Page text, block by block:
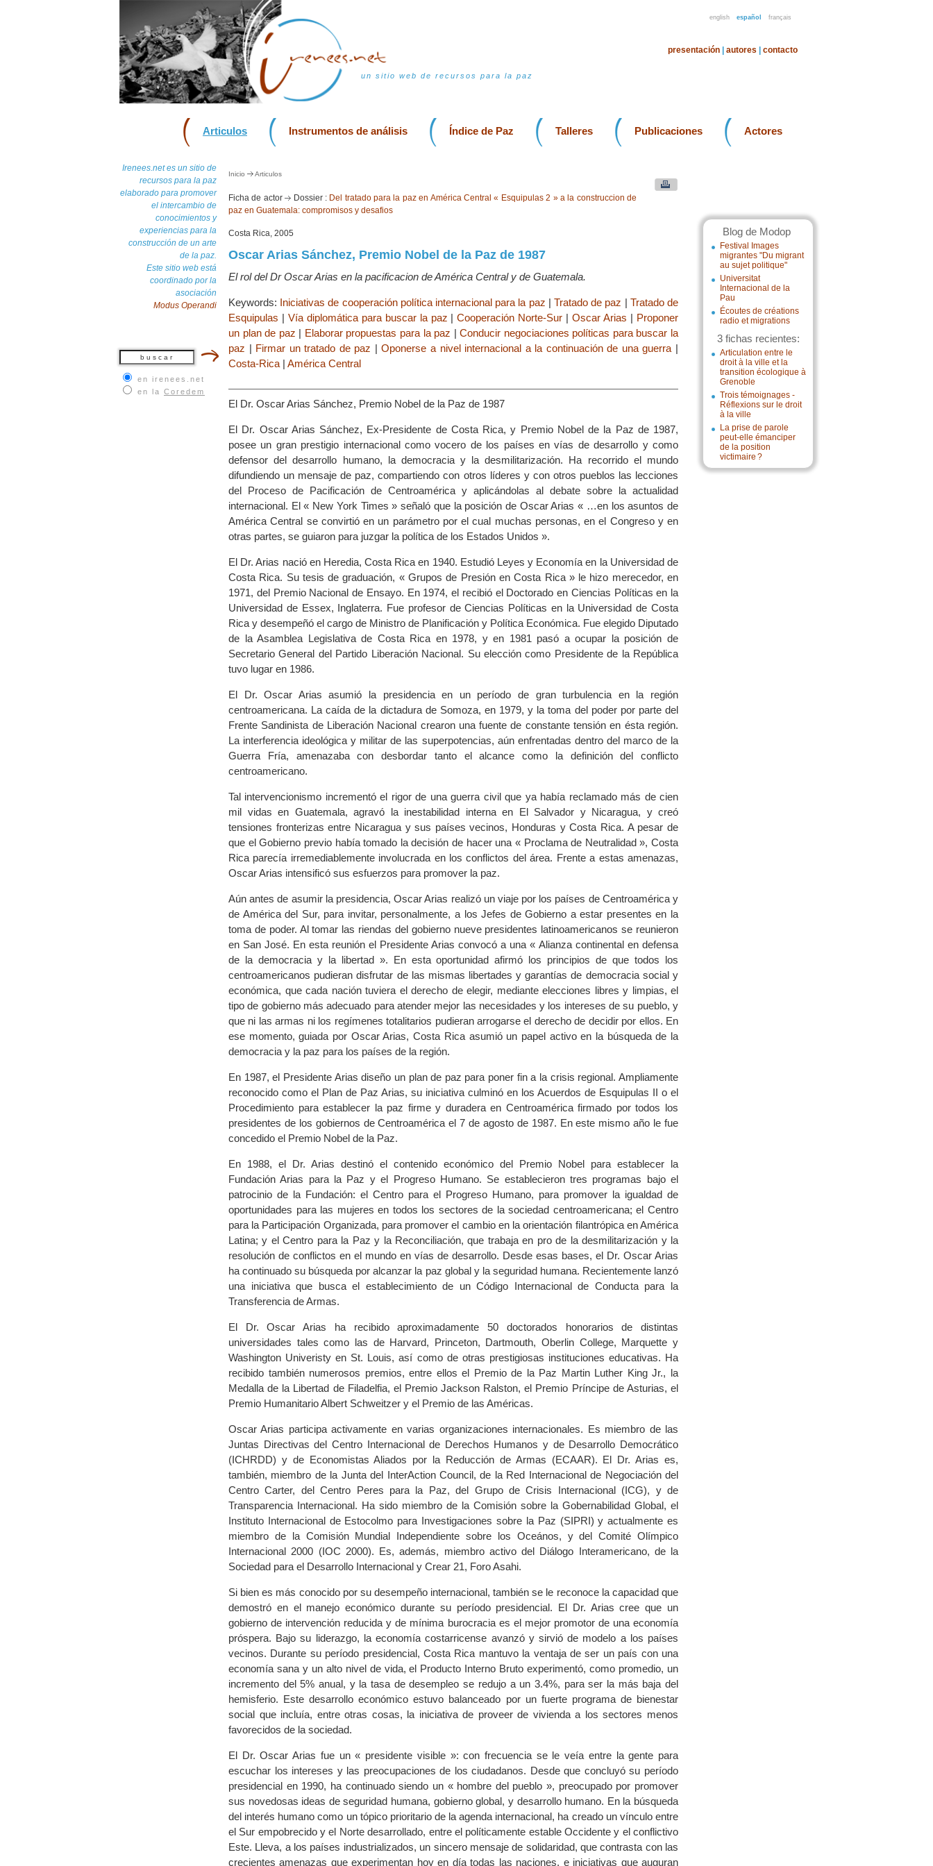
english español français
un sitio web de recursos para la paz
presentación autores contacto
Articulos Instrumentos de análisis Índice de Paz Talleres Publicaciones Actores
Irenees.net es un sitio de
recursos para la paz
elaborado para promover
el intercambio de
conocimientos y
experiencias para la
construcción de un arte
de la paz.
Este sitio web está
coordinado por la
asociación
Modus Operandi
en irenees.net
en la Coredem
Blog de Modop
Festival Images
migrantes "Du migrant
au sujet politique"
Universitat
Internacional de la
Pau
Écoutes de créations
radio et migrations
3 fichas recientes:
Articulation entre le
droit à la ville et la
transition écologique à
Grenoble
Trois témoignages -
Réflexions sur le droit
à la ville
La prise de parole
peut-elle émanciper
de la position
victimaire ?
Inicio Articulos
Ficha de actor Dossier : Del tratado para la paz en América Central « Esquipulas 2 » a la construccion de
paz en Guatemala: compromisos y desafios
Costa Rica, 2005
Oscar Arias Sánchez, Premio Nobel de la Paz de 1987
El rol del Dr Oscar Arias en la pacificacion de América Central y de Guatemala.
Keywords: Iniciativas de cooperación política internacional para la paz |Tratado de paz | Tratado de
Esquipulas | Vía diplomática para buscar la paz |Cooperación Norte-Sur |Oscar Arias | Proponer
un plan de paz | Elaborar propuestas para la paz |Conducir negociaciones políticas para buscar la
paz | Firmar un tratado de paz |Oponerse a nivel internacional a la continuación de una guerra |
Costa-Rica | América Central
El Dr. Oscar Arias Sánchez, Premio Nobel de la Paz de 1987
El Dr. Oscar Arias Sánchez, Ex-Presidente de Costa Rica, y Premio Nobel de la Paz de 1987,
posee un gran prestigio internacional como vocero de los países en vías de desarrollo y como
defensor del desarrollo humano, la democracia y la desmilitarización. Ha recorrido el mundo
difundiendo un mensaje de paz, compartiendo con otros líderes y con otros pueblos las lecciones
del Proceso de Pacificación de Centroamérica y aplicándolas al debate sobre la actualidad
internacional. El « New York Times » señaló que la posición de Oscar Arias « …en los asuntos de
América Central se convirtió en un parámetro por el cual muchas personas, en el Congreso y en
otras partes, se guiaron para juzgar la política de los Estados Unidos ».
El Dr. Arias nació en Heredia, Costa Rica en 1940. Estudió Leyes y Economía en la Universidad de
Costa Rica. Su tesis de graduación, « Grupos de Presión en Costa Rica » le hizo merecedor, en
1971, del Premio Nacional de Ensayo. En 1974, el recibió el Doctorado en Ciencias Políticas en la
Universidad de Essex, Inglaterra. Fue profesor de Ciencias Políticas en la Universidad de Costa
Rica y desempeñó el cargo de Ministro de Planificación y Política Económica. Fue elegido Diputado
de la Asamblea Legislativa de Costa Rica en 1978, y en 1981 pasó a ocupar la posición de
Secretario General del Partido Liberación Nacional. Su elección como Presidente de la República
tuvo lugar en 1986.
El Dr. Oscar Arias asumió la presidencia en un período de gran turbulencia en la región
centroamericana. La caída de la dictadura de Somoza, en 1979, y la toma del poder por parte del
Frente Sandinista de Liberación Nacional crearon una fuente de constante tensión en ésta región.
La interferencia ideológica y militar de las superpotencias, aún enfrentadas dentro del marco de la
Guerra Fría, amenazaba con desbordar tanto el alcance como la definición del conflicto
centroamericano.
Tal intervencionismo incrementó el rigor de una guerra civil que ya había reclamado más de cien
mil vidas en Guatemala, agravó la inestabilidad interna en El Salvador y Nicaragua, y creó
tensiones fronterizas entre Nicaragua y sus países vecinos, Honduras y Costa Rica. A pesar de
que el Gobierno previo había tomado la decisión de hacer una « Proclama de Neutralidad », Costa
Rica parecía irremediablemente involucrada en los conflictos del área. Frente a estas amenazas,
Oscar Arias intensificó sus esfuerzos para promover la paz.
Aún antes de asumir la presidencia, Oscar Arias realizó un viaje por los países de Centroamérica y
de América del Sur, para invitar, personalmente, a los Jefes de Gobierno a estar presentes en la
toma de poder. Al tomar las riendas del gobierno nueve presidentes latinoamericanos se reunieron
en San José. En esta reunión el Presidente Arias convocó a una « Alianza continental en defensa
de la democracia y la libertad ». En esta oportunidad afirmó los principios de que todos los
centroamericanos pudieran disfrutar de las mismas libertades y garantías de democracia social y
económica, que cada nación tuviera el derecho de elegir, mediante elecciones libres y limpias, el
tipo de gobierno más adecuado para atender mejor las necesidades y los intereses de su pueblo, y
que ni las armas ni los regímenes totalitarios pudieran arrogarse el derecho de decidir por ellos. En
ese momento, guiada por Oscar Arias, Costa Rica asumió un papel activo en la búsqueda de la
democracia y la paz para los países de la región.
En 1987, el Presidente Arias diseño un plan de paz para poner fin a la crisis regional. Ampliamente
reconocido como el Plan de Paz Arias, su iniciativa culminó en los Acuerdos de Esquipulas II o el
Procedimiento para establecer la paz firme y duradera en Centroamérica firmado por todos los
presidentes de los gobiernos de Centroamérica el 7 de agosto de 1987. En este mismo año le fue
concedido el Premio Nobel de la Paz.
En 1988, el Dr. Arias destinó el contenido económico del Premio Nobel para establecer la
Fundación Arias para la Paz y el Progreso Humano. Se establecieron tres programas bajo el
patrocinio de la Fundación: el Centro para el Progreso Humano, para promover la igualdad de
oportunidades para las mujeres en todos los sectores de la sociedad centroamericana; el Centro
para la Participación Organizada, para promover el cambio en la orientación filantrópica en América
Latina; y el Centro para la Paz y la Reconciliación, que trabaja en pro de la desmilitarización y la
resolución de conflictos en el mundo en vías de desarrollo. Desde esas bases, el Dr. Oscar Arias
ha continuado su búsqueda por alcanzar la paz global y la seguridad humana. Recientemente lanzó
una iniciativa que busca el establecimiento de un Código Internacional de Conducta para la
Transferencia de Armas.
El Dr. Oscar Arias ha recibido aproximadamente 50 doctorados honorarios de distintas
universidades tales como las de Harvard, Princeton, Dartmouth, Oberlin College, Marquette y
Washington Univeristy en St. Louis, así como de otras prestigiosas instituciones educativas. Ha
recibido también numerosos premios, entre ellos el Premio de la Paz Martin Luther King Jr., la
Medalla de la Libertad de Filadelfia, el Premio Jackson Ralston, el Premio Príncipe de Asturias, el
Premio Humanitario Albert Schweitzer y el Premio de las Américas.
Oscar Arias participa activamente en varias organizaciones internacionales. Es miembro de las
Juntas Directivas del Centro Internacional de Derechos Humanos y de Desarrollo Democrático
(ICHRDD) y de Economistas Aliados por la Reducción de Armas (ECAAR). El Dr. Arias es,
también, miembro de la Junta del InterAction Council, de la Red Internacional de Negociación del
Centro Carter, del Centro Peres para la Paz, del Grupo de Crisis Internacional (ICG), y de
Transparencia Internacional. Ha sido miembro de la Comisión sobre la Gobernabilidad Global, el
Instituto Internacional de Estocolmo para Investigaciones sobre la Paz (SIPRI) y actualmente es
miembro de la Comisión Mundial Independiente sobre los Oceános, y del Comité Olímpico
Internacional 2000 (IOC 2000). Es, además, miembro activo del Diálogo Interamericano, de la
Sociedad para el Desarrollo Internacional y Crear 21, Foro Asahi.
Si bien es más conocido por su desempeño internacional, también se le reconoce la capacidad que
demostró en el manejo económico durante su período presidencial. El Dr. Arias cree que un
gobierno de intervención reducida y de mínima burocracia es el mejor promotor de una economía
próspera. Bajo su liderazgo, la economía costarricense avanzó y sirvió de modelo a los países
vecinos. Durante su período presidencial, Costa Rica mantuvo la ventaja de ser un país con una
economía sana y un alto nivel de vida, el Producto Interno Bruto experimentó, como promedio, un
incremento del 5% anual, y la tasa de desempleo se redujo a un 3.4%, para ser la más baja del
hemisferio. Este desarrollo económico estuvo balanceado por un fuerte programa de bienestar
social que incluía, entre otras cosas, la iniciativa de proveer de vivienda a los sectores menos
favorecidos de la sociedad.
El Dr. Oscar Arias fue un « presidente visible »: con frecuencia se le veía entre la gente para
escuchar los intereses y las preocupaciones de los ciudadanos. Desde que concluyó su período
presidencial en 1990, ha continuado siendo un « hombre del pueblo », preocupado por promover
sus novedosas ideas de seguridad humana, gobierno global, y desarrollo humano. En la búsqueda
del interés humano como un tópico prioritario de la agenda internacional, ha creado un vínculo entre
el Sur empobrecido y el Norte desarrollado, entre el políticamente estable Occidente y el conflictivo
Este. Lleva, a los países industrializados, un sincero mensaje de solidaridad, que contrasta con las
crecientes amenazas que experimentan hoy en día todas las naciones, e iniciativas que auguran